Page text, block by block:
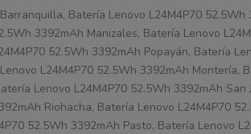
Batería Lenovo L24M4P70
3392mAh Manizales, Batería Lenovo
52.5Wh 3392mAh Popayán, Batería
L24M4P70 52.5Wh 3392mAh Montería,
Lenovo L24M4P70 52.5Wh 3392mAh
Riohacha, Batería Lenovo L24M4P70
52.5Wh 3392mAh Pasto, Batería Lenovo